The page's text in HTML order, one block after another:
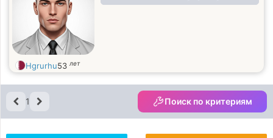
Hgrurhu53 лет
1 Поиск по критериям